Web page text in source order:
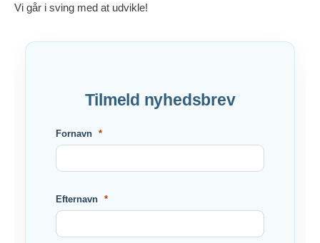
Vi går i sving med at udvikle!
Tilmeld nyhedsbrev
Fornavn
Efternavn